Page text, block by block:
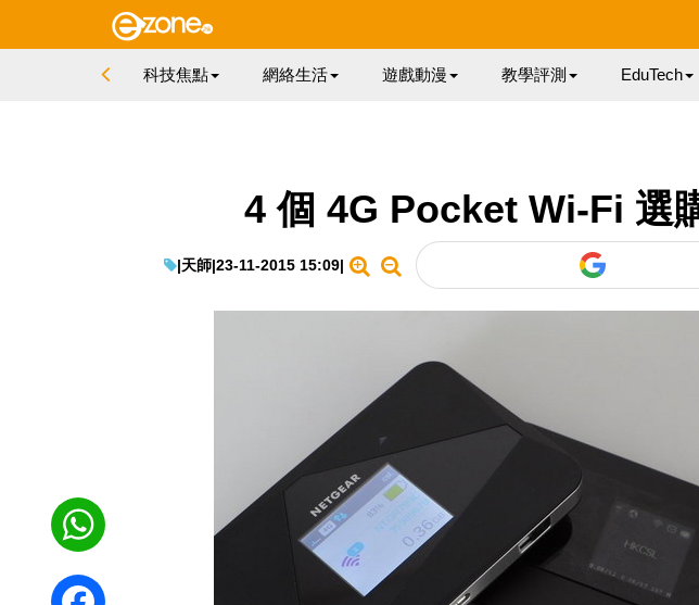
科技焦點 網絡生活 遊戲動漫 教學評測 EduTech
4 個 4G Pocket Wi-Fi 選
|天師|23-11-2015 15:09|
WhatsApp